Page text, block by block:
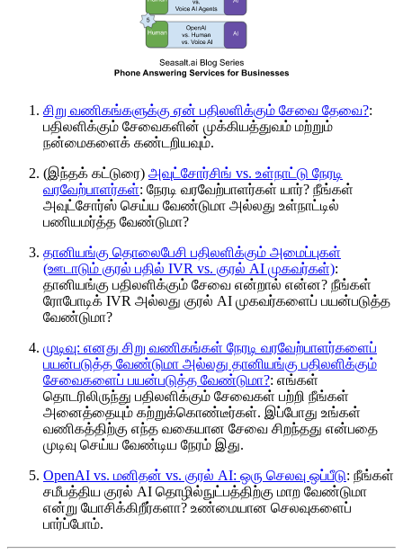
சிறு வணிகங்களுக்கு ஏன் பதிலளிக்கும் சேவை தேவை?:
பதிலளிக்கும் சேவைகளின் முக்கியத்துவம் மற்றும்
நன்மைகளைக் கண்டறியவும்.
(இந்தக் கட்டுரை) அவுட்சோர்சிங் vs. உள்நாட்டு நேரடி
வரவேற்பாளர்கள்: நேரடி வரவேற்பாளர்கள் யார்? நீங்கள்
அவுட்சோர்ஸ் செய்ய வேண்டுமா அல்லது உள்நாட்டில்
பணியமர்த்த வேண்டுமா?
தானியங்கு தொலைபேசி பதிலளிக்கும் அமைப்புகள்
(ஊடாடும் குரல் பதில் IVR vs. குரல் AI முகவர்கள்):
தானியங்கு பதிலளிக்கும் சேவை என்றால் என்ன? நீங்கள்
ரோபோடிக் IVR அல்லது குரல் AI முகவர்களைப் பயன்படுத்த
வேண்டுமா?
முடிவு: எனது சிறு வணிகங்கள் நேரடி வரவேற்பாளர்களைப்
பயன்படுத்த வேண்டுமா அல்லது தானியங்கு பதிலளிக்கும்
சேவைகளைப் பயன்படுத்த வேண்டுமா?: எங்கள்
தொடரிலிருந்து பதிலளிக்கும் சேவைகள் பற்றி நீங்கள்
அனைத்தையும் கற்றுக்கொண்டீர்கள். இப்போது உங்கள்
வணிகத்திற்கு எந்த வகையான சேவை சிறந்தது என்பதை
முடிவு செய்ய வேண்டிய நேரம் இது.
OpenAI vs. மனிதன் vs. குரல் AI: ஒரு செலவு ஒப்பீடு: நீங்கள்
சமீபத்திய குரல் AI தொழில்நுட்பத்திற்கு மாற வேண்டுமா
என்று யோசிக்கிறீர்களா? உண்மையான செலவுகளைப்
பார்ப்போம்.